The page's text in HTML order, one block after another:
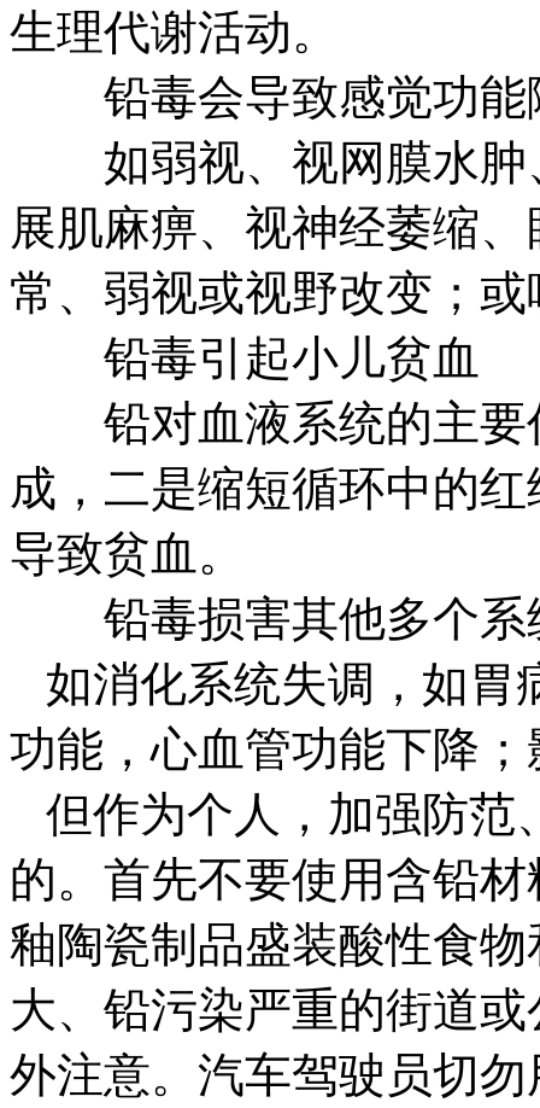
生理代谢活动。
铅毒会导致感觉功能
如弱视、视网膜水肿
展肌麻痹、视神经萎缩
常、弱视或视野改变；
铅毒引起小儿贫血
铅对血液系统的主要
成，二是缩短循环中的
导致贫血。
铅毒损害其他多个系
如消化系统失调，如胃
功能，心血管功能下降
但作为个人，加强防范
的。首先不要使用含铅
釉陶瓷制品盛装酸性食
大、铅污染严重的街道
外注意。汽车驾驶员切